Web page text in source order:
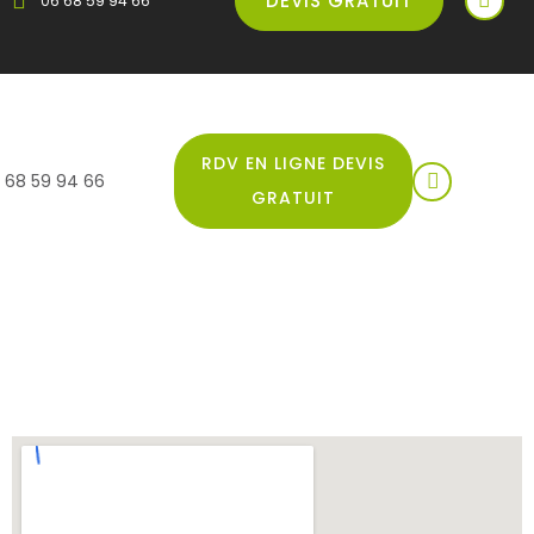
68 59 94 66
RDV EN LIGNE DEVIS
GRATUIT